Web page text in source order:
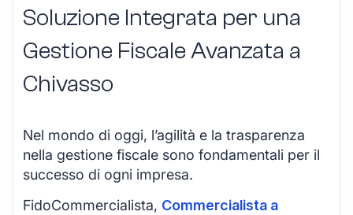
Soluzione Integrata per una
Gestione Fiscale Avanzata a
Chivasso
Nel mondo di oggi, l’agilità e la trasparenza
nella gestione fiscale sono fondamentali per il
successo di ogni impresa.
FidoCommercialista, Commercialista a